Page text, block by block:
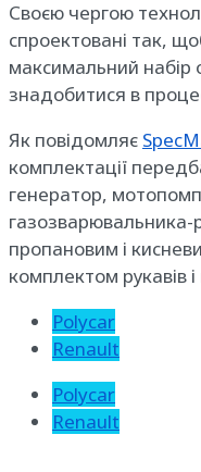
Своєю чергою
спроектовані так,
максимальний
знадобитися в
Як повідомляє
комплектації
генератор,
пропановим і
комплектом рукавів
Polycar
Renault
Polycar
Renault